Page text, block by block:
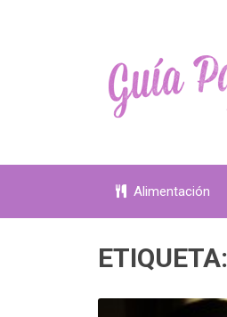
Alimentación
ETIQUETA: